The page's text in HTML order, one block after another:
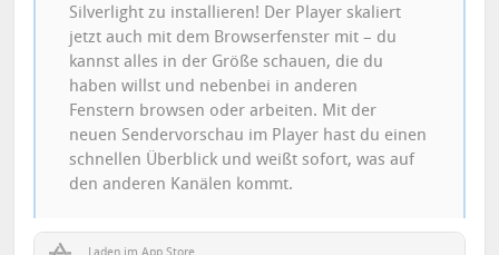
Silverlight zu installieren! Der Player skaliert
jetzt auch mit dem Browserfenster mit – du
kannst alles in der Größe schauen, die du
haben willst und nebenbei in anderen
Fenstern browsen oder arbeiten. Mit der
neuen Sendervorschau im Player hast du einen
schnellen Überblick und weißt sofort, was auf
den anderen Kanälen kommt.